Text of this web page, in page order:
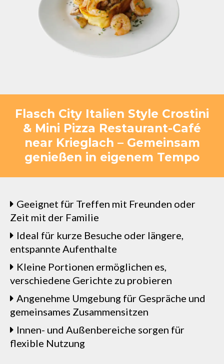
Flasch City Italien Style Crostini
& Mini Pizza Restaurant-Café
near Krieglach – Gemeinsam
genießen in eigenem Tempo
Geeignet für Treffen mit Freunden oder
Zeit mit der Familie
Ideal für kurze Besuche oder längere,
entspannte Aufenthalte
Kleine Portionen ermöglichen es,
verschiedene Gerichte zu probieren
Angenehme Umgebung für Gespräche und
gemeinsames Zusammensitzen
Innen- und Außenbereiche sorgen für
flexible Nutzung